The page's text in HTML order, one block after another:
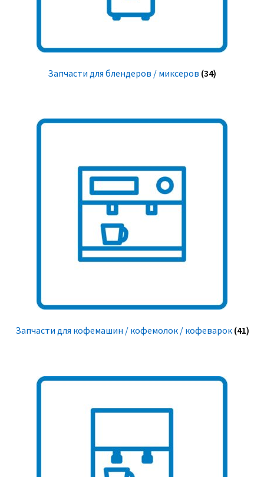
Запчасти для блендеров / миксеров (34)
Запчасти для кофемашин / кофемолок / кофеварок (41)